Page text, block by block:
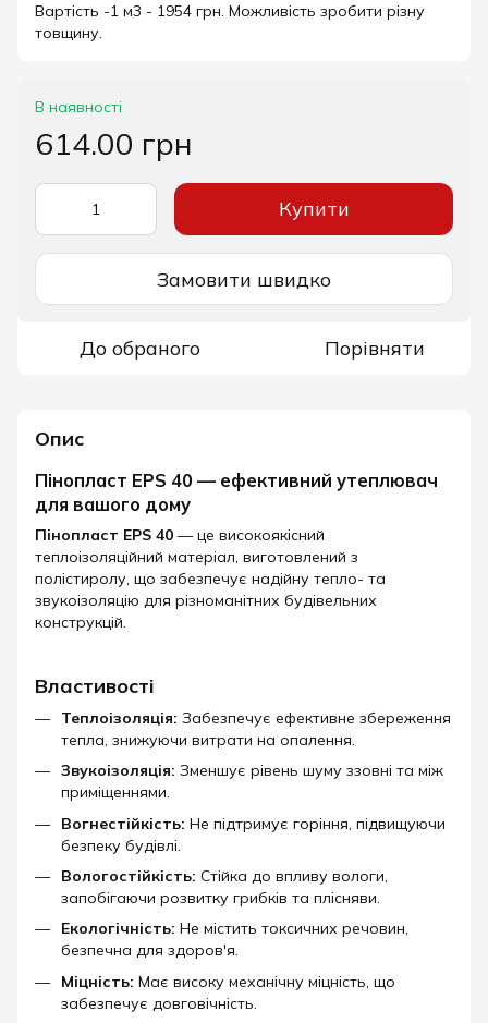
Вартість -1 м3 - 1954 грн. Можливість зробити різну
товщину.
В наявності
614.00 грн
Купити
Замовити швидко
До обраного Порівняти
Опис
Пінопласт EPS 40 — ефективний утеплювач
для вашого дому
Пінопласт EPS 40 — це високоякісний
теплоізоляційний матеріал, виготовлений з
полістиролу, що забезпечує надійну тепло- та
звукоізоляцію для різноманітних будівельних
конструкцій.​
Властивості
Теплоізоляція: Забезпечує ефективне збереження
тепла, знижуючи витрати на опалення.
Звукоізоляція: Зменшує рівень шуму ззовні та між
приміщеннями.
Вогнестійкість: Не підтримує горіння, підвищуючи
безпеку будівлі.
Вологостійкість: Стійка до впливу вологи,
запобігаючи розвитку грибків та плісняви.
Екологічність: Не містить токсичних речовин,
безпечна для здоров'я.
Міцність: Має високу механічну міцність, що
забезпечує довговічність.​